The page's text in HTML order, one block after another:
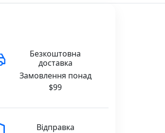
Безкоштовна
доставка
Замовлення понад
$99
Відправка